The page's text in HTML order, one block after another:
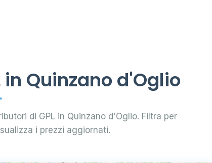
Quinzano d'Oglio
di GPL in Quinzano d'Oglio. Filtra per
i prezzi aggiornati.